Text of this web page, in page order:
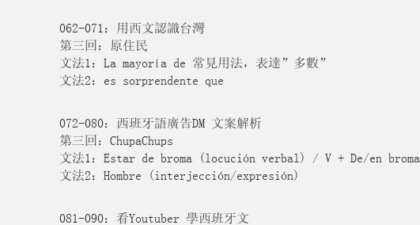
062-071：用西文認識台灣
第三回：原住民
文法1：La mayoría de 常見用法，表達”多數”
文法2：es sorprendente que
072-080：西班牙語廣告DM 文案解析
第三回：ChupaChups
文法1：Estar de broma (locución verbal) / V + De/en broma
文法2：Hombre (interjección/expresión)
081-090：看Youtuber 學西班牙文